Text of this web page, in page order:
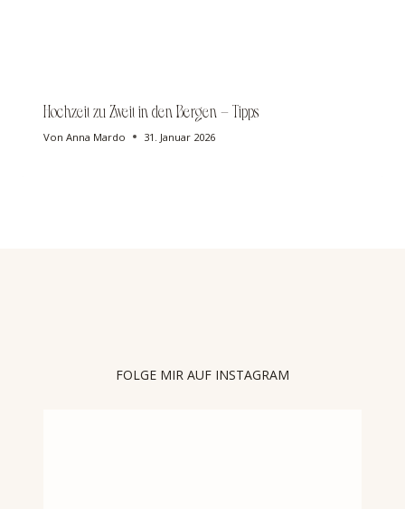
Hochzeit zu Zweit in den Bergen – Tipps
Von Anna Mardo 31. Januar 2026
FOLGE MIR AUF INSTAGRAM